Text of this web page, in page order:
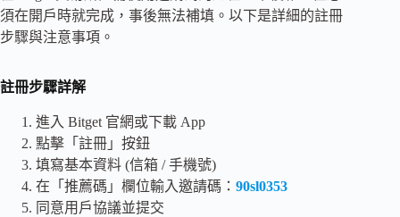
須在開戶時就完成，事後無法補填。以下是詳細的註冊
步驟與注意事項。
註冊步驟詳解
進入 Bitget 官網或下載 App
點擊「註冊」按鈕
填寫基本資料 (信箱 / 手機號)
在「推薦碼」欄位輸入邀請碼： 90sl0353
同意用戶協議並提交